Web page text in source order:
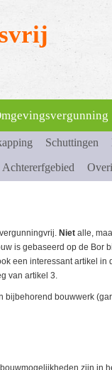
Schuttingen
Achtererfgebied
Niet alle,
is gebaseerd op de Bor
een interessant artikel
van artikel 3.
bijbehorend bouwwerk
zijn in